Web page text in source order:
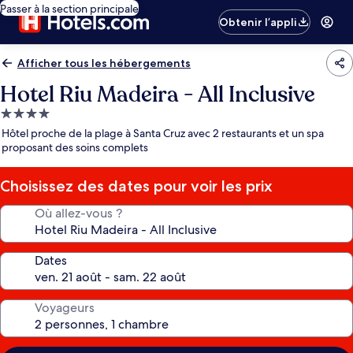
Passer à la section principale
Obtenir l’appli
Afficher tous les hébergements
Hotel Riu Madeira - All Inclusive
Hébergement
4.0 étoiles
Hôtel proche de la plage à Santa Cruz avec 2 restaurants et un spa
proposant des soins complets
Choisissez des dates pour voir les prix
Où allez-vous ?
Dates
Voyageurs